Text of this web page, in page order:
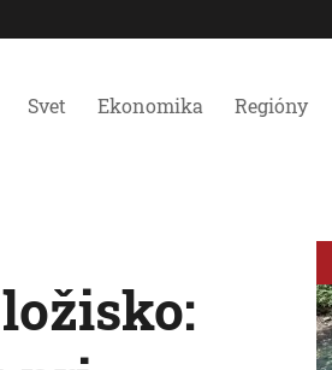
Svet Ekonomika Regióny